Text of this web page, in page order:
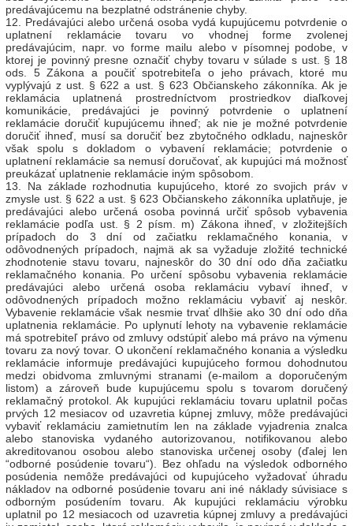
predávajúcemu na bezplatné odstránenie chyby.
12. Predávajúci alebo určená osoba vydá kupujúcemu potvrdenie o
uplatnení reklamácie tovaru vo vhodnej forme zvolenej
predávajúcim, napr. vo forme mailu alebo v písomnej podobe, v
ktorej je povinný presne označiť chyby tovaru v súlade s ust. § 18
ods. 5 Zákona a poučiť spotrebiteľa o jeho právach, ktoré mu
vyplývajú z ust. § 622 a ust. § 623 Občianskeho zákonníka. Ak je
reklamácia uplatnená prostredníctvom prostriedkov diaľkovej
komunikácie, predávajúci je povinný potvrdenie o uplatnení
reklamácie doručiť kupujúcemu ihneď; ak nie je možné potvrdenie
doručiť ihneď, musí sa doručiť bez zbytočného odkladu, najneskôr
však spolu s dokladom o vybavení reklamácie; potvrdenie o
uplatnení reklamácie sa nemusí doručovať, ak kupujúci má možnosť
preukázať uplatnenie reklamácie iným spôsobom.
13. Na základe rozhodnutia kupujúceho, ktoré zo svojich práv v
zmysle ust. § 622 a ust. § 623 Občianskeho zákonníka uplatňuje, je
predávajúci alebo určená osoba povinná určiť spôsob vybavenia
reklamácie podľa ust. § 2 písm. m) Zákona ihneď, v zložitejších
prípadoch do 3 dní od začiatku reklamačného konania, v
odôvodnených prípadoch, najmä ak sa vyžaduje zložité technické
zhodnotenie stavu tovaru, najneskôr do 30 dní odo dňa začiatku
reklamačného konania. Po určení spôsobu vybavenia reklamácie
predávajúci alebo určená osoba reklamáciu vybaví ihneď, v
odôvodnených prípadoch možno reklamáciu vybaviť aj neskôr.
Vybavenie reklamácie však nesmie trvať dlhšie ako 30 dní odo dňa
uplatnenia reklamácie. Po uplynutí lehoty na vybavenie reklamácie
má spotrebiteľ právo od zmluvy odstúpiť alebo má právo na výmenu
tovaru za nový tovar. O ukončení reklamačného konania a výsledku
reklamácie informuje predávajúci kupujúceho formou dohodnutou
medzi obidvoma zmluvnými stranami (e-mailom a doporučeným
listom) a zároveň bude kupujúcemu spolu s tovarom doručený
reklamačný protokol. Ak kupujúci reklamáciu tovaru uplatnil počas
prvých 12 mesiacov od uzavretia kúpnej zmluvy, môže predávajúci
vybaviť reklamáciu zamietnutím len na základe vyjadrenia znalca
alebo stanoviska vydaného autorizovanou, notifikovanou alebo
akreditovanou osobou alebo stanoviska určenej osoby (ďalej len
“odborné posúdenie tovaru“). Bez ohľadu na výsledok odborného
posúdenia nemôže predávajúci od kupujúceho vyžadovať úhradu
nákladov na odborné posúdenie tovaru ani iné náklady súvisiace s
odborným posúdením tovaru. Ak kupujúci reklamáciu výrobku
uplatnil po 12 mesiacoch od uzavretia kúpnej zmluvy a predávajúci